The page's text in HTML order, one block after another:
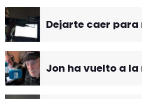
Dejarte caer para
Jon ha vuelto a